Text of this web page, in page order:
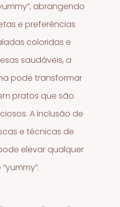
abrangendo
e preferências
coloridas e
saudáveis, a
pode transformar
pratos que são
A inclusão de
e técnicas de
elevar qualquer